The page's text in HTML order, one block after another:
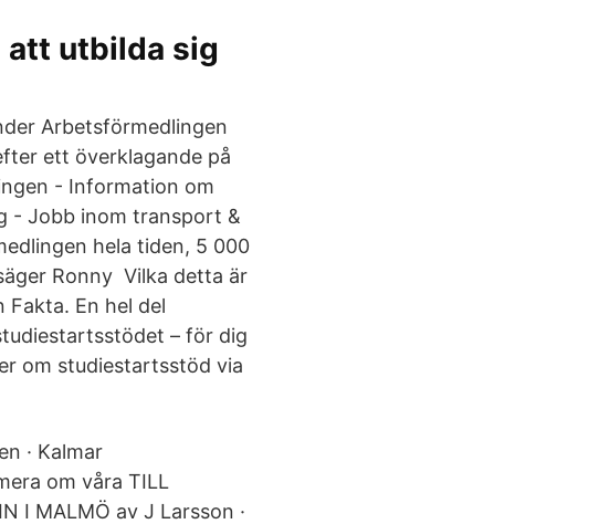
att utbilda sig
Arbetsförmedlingen
ett överklagande på
- Information om
- Jobb inom transport &
hela tiden, 5 000
Ronny Vilka detta är
En hel del
– för dig
om studiestartsstöd via
· Kalmar
om våra TILL
I MALMÖ av J Larsson ·